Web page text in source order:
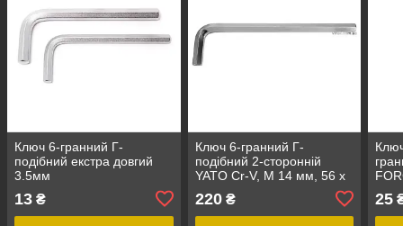
Ключ 6-гранний Г-
подібний екстра довгий
3.5мм
13 ₴
Ключ 6-гранний Г-
подібний 2-сторонній
YATO Cr-V, М 14 мм, 56 х
220₴ 25